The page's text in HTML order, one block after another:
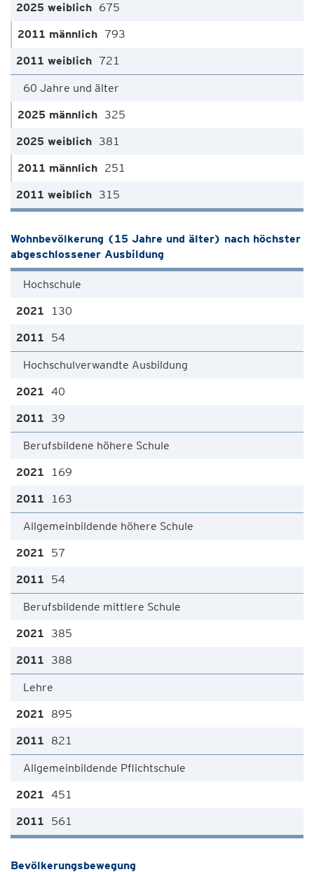
675
793
721
60 Jahre und älter
325
381
251
315
Wohnbevölkerung (15 Jahre und älter) nach höchster
abgeschlossener Ausbildung
Hochschule
130
54
Hochschulverwandte Ausbildung
40
39
Berufsbildene höhere Schule
169
163
Allgemeinbildende höhere Schule
57
54
Berufsbildende mittlere Schule
385
388
Lehre
895
821
Allgemeinbildende Pflichtschule
451
561
Bevölkerungsbewegung